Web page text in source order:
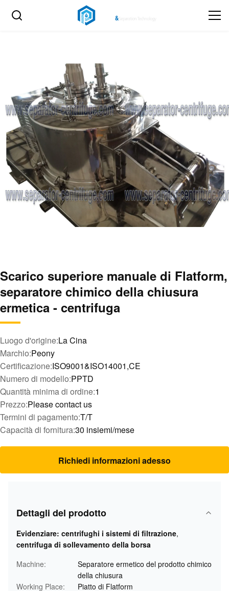
Scarico superiore manuale di Flatform,
separatore chimico della chiusura
ermetica - centrifuga
Luogo d'origine:La Cina
Marchio:Peony
Certificazione:ISO9001&ISO14001,CE
Numero di modello:PPTD
Quantità minima di ordine:1
Prezzo:Please contact us
Termini di pagamento:T/T
Capacità di fornitura:30 insiemi/mese
Richiedi informazioni adesso
Dettagli del prodotto
Evidenziare: centrifughi i sistemi di filtrazione,
centrifuga di sollevamento della borsa
Machine:
Separatore ermetico del prodotto chimico
della chiusura
Working Place:
Piatto di Flatform